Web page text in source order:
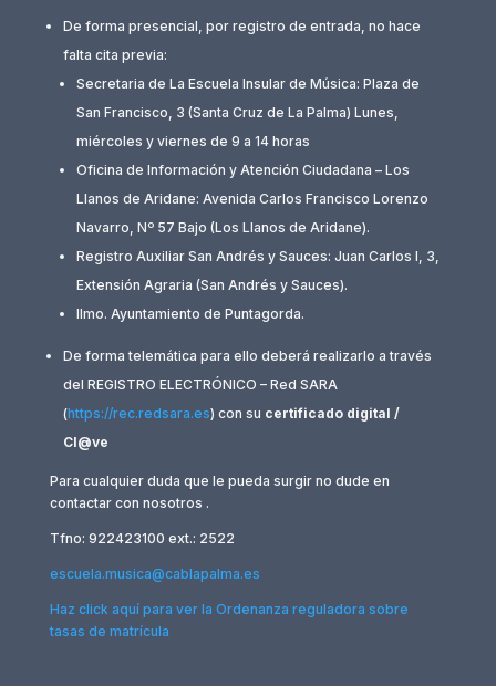
De forma presencial, por registro de entrada, no hace
falta cita previa:
Secretaria de La Escuela Insular de Música: Plaza de
San Francisco, 3 (Santa Cruz de La Palma) Lunes,
miércoles y viernes de 9 a 14 horas
Oficina de Información y Atención Ciudadana – Los
Llanos de Aridane: Avenida Carlos Francisco Lorenzo
Navarro, Nº 57 Bajo (Los Llanos de Aridane).
Registro Auxiliar San Andrés y Sauces: Juan Carlos I, 3,
Extensión Agraria (San Andrés y Sauces).
Ilmo. Ayuntamiento de Puntagorda.
De forma telemática para ello deberá realizarlo a través
del REGISTRO ELECTRÓNICO – Red SARA
(https://rec.redsara.es) con su certificado digital /
Cl@ve
Para cualquier duda que le pueda surgir no dude en
contactar con nosotros .
Tfno: 922423100 ext.: 2522
escuela.musica@cablapalma.es
Haz click aquí para ver la Ordenanza reguladora sobre
tasas de matrícula